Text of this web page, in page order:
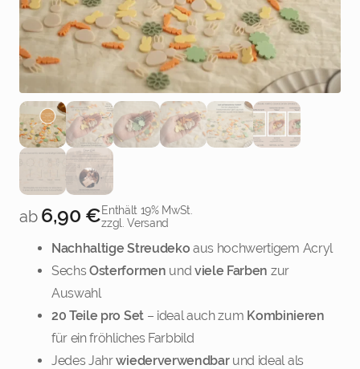
ab 6,90 €Enthält 19% MwSt.
zzgl. Versand
Nachhaltige Streudeko aus hochwertigem Acryl
SechsOsterformen und viele Farben zur
Auswahl
20 Teile pro Set– ideal auch zum Kombinieren
für ein fröhliches Farbbild
Jedes Jahrwiederverwendbarund ideal als
Gemischtes Sparset Individuelle Streudeko
Weiter